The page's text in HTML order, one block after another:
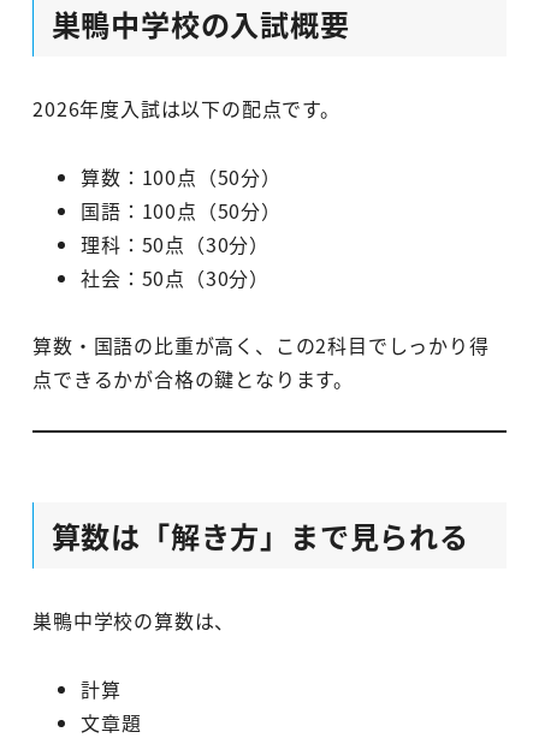
巣鴨中学校の入試概要
2026年度入試は以下の配点です。
算数：100点（50分）
国語：100点（50分）
理科：50点（30分）
社会：50点（30分）
算数・国語の比重が高く、この2科目でしっかり得
点できるかが合格の鍵となります。
算数は「解き方」まで見られる
巣鴨中学校の算数は、
計算
文章題